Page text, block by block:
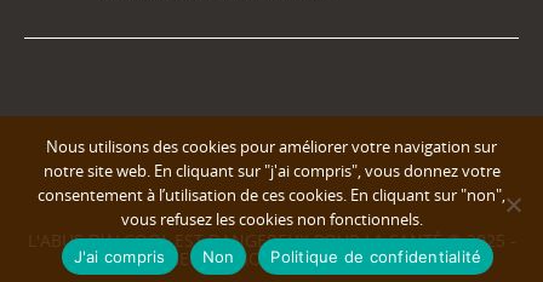
L'ABUS D'ALCOOL EST DANGEREUX POUR LA SANTÉ © 2025 -
GENERATION VIGNERONS
Nous utilisons des cookies pour améliorer votre navigation sur
notre site web. En cliquant sur "j'ai compris", vous donnez votre
consentement à l’utilisation de ces cookies. En cliquant sur "non",
vous refusez les cookies non fonctionnels.
J'ai compris Non Politique de confidentialité